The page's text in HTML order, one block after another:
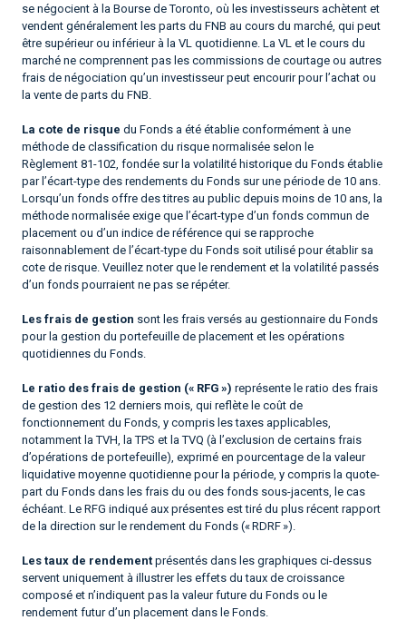
se négocient à la Bourse de Toronto, où les investisseurs achètent et
vendent généralement les parts du FNB au cours du marché, qui peut
être supérieur ou inférieur à la VL quotidienne. La VL et le cours du
marché ne comprennent pas les commissions de courtage ou autres
frais de négociation qu’un investisseur peut encourir pour l’achat ou
la vente de parts du FNB.
La cote de risque du Fonds a été établie conformément à une
méthode de classification du risque normalisée selon le
Règlement 81-102, fondée sur la volatilité historique du Fonds établie
par l’écart-type des rendements du Fonds sur une période de 10 ans.
Lorsqu’un fonds offre des titres au public depuis moins de 10 ans, la
méthode normalisée exige que l’écart-type d’un fonds commun de
placement ou d’un indice de référence qui se rapproche
raisonnablement de l’écart-type du Fonds soit utilisé pour établir sa
cote de risque. Veuillez noter que le rendement et la volatilité passés
d’un fonds pourraient ne pas se répéter.
Les frais de gestion sont les frais versés au gestionnaire du Fonds
pour la gestion du portefeuille de placement et les opérations
quotidiennes du Fonds.
Le ratio des frais de gestion (« RFG ») représente le ratio des frais
de gestion des 12 derniers mois, qui reflète le coût de
fonctionnement du Fonds, y compris les taxes applicables,
notamment la TVH, la TPS et la TVQ (à l’exclusion de certains frais
d’opérations de portefeuille), exprimé en pourcentage de la valeur
liquidative moyenne quotidienne pour la période, y compris la quote-
part du Fonds dans les frais du ou des fonds sous-jacents, le cas
échéant. Le RFG indiqué aux présentes est tiré du plus récent rapport
de la direction sur le rendement du Fonds (« RDRF »).
Les taux de rendement présentés dans les graphiques ci-dessus
servent uniquement à illustrer les effets du taux de croissance
composé et n’indiquent pas la valeur future du Fonds ou le
rendement futur d’un placement dans le Fonds.